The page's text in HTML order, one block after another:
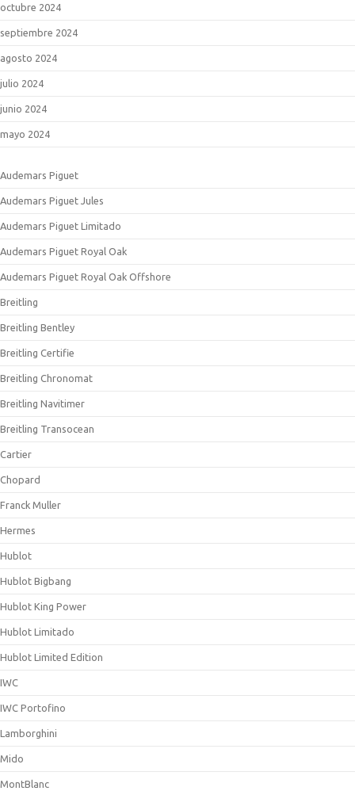
octubre 2024
septiembre 2024
agosto 2024
julio 2024
junio 2024
mayo 2024
Audemars Piguet
Audemars Piguet Jules
Audemars Piguet Limitado
Audemars Piguet Royal Oak
Audemars Piguet Royal Oak Offshore
Breitling
Breitling Bentley
Breitling Certifie
Breitling Chronomat
Breitling Navitimer
Breitling Transocean
Cartier
Chopard
Franck Muller
Hermes
Hublot
Hublot Bigbang
Hublot King Power
Hublot Limitado
Hublot Limited Edition
IWC
IWC Portofino
Lamborghini
Mido
MontBlanc